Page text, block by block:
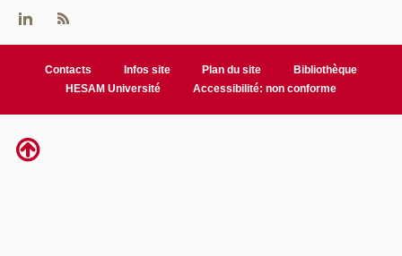
Contacts Infos site Plan du site
Bibliothèque
HESAM Université
Accessibilité: non conforme